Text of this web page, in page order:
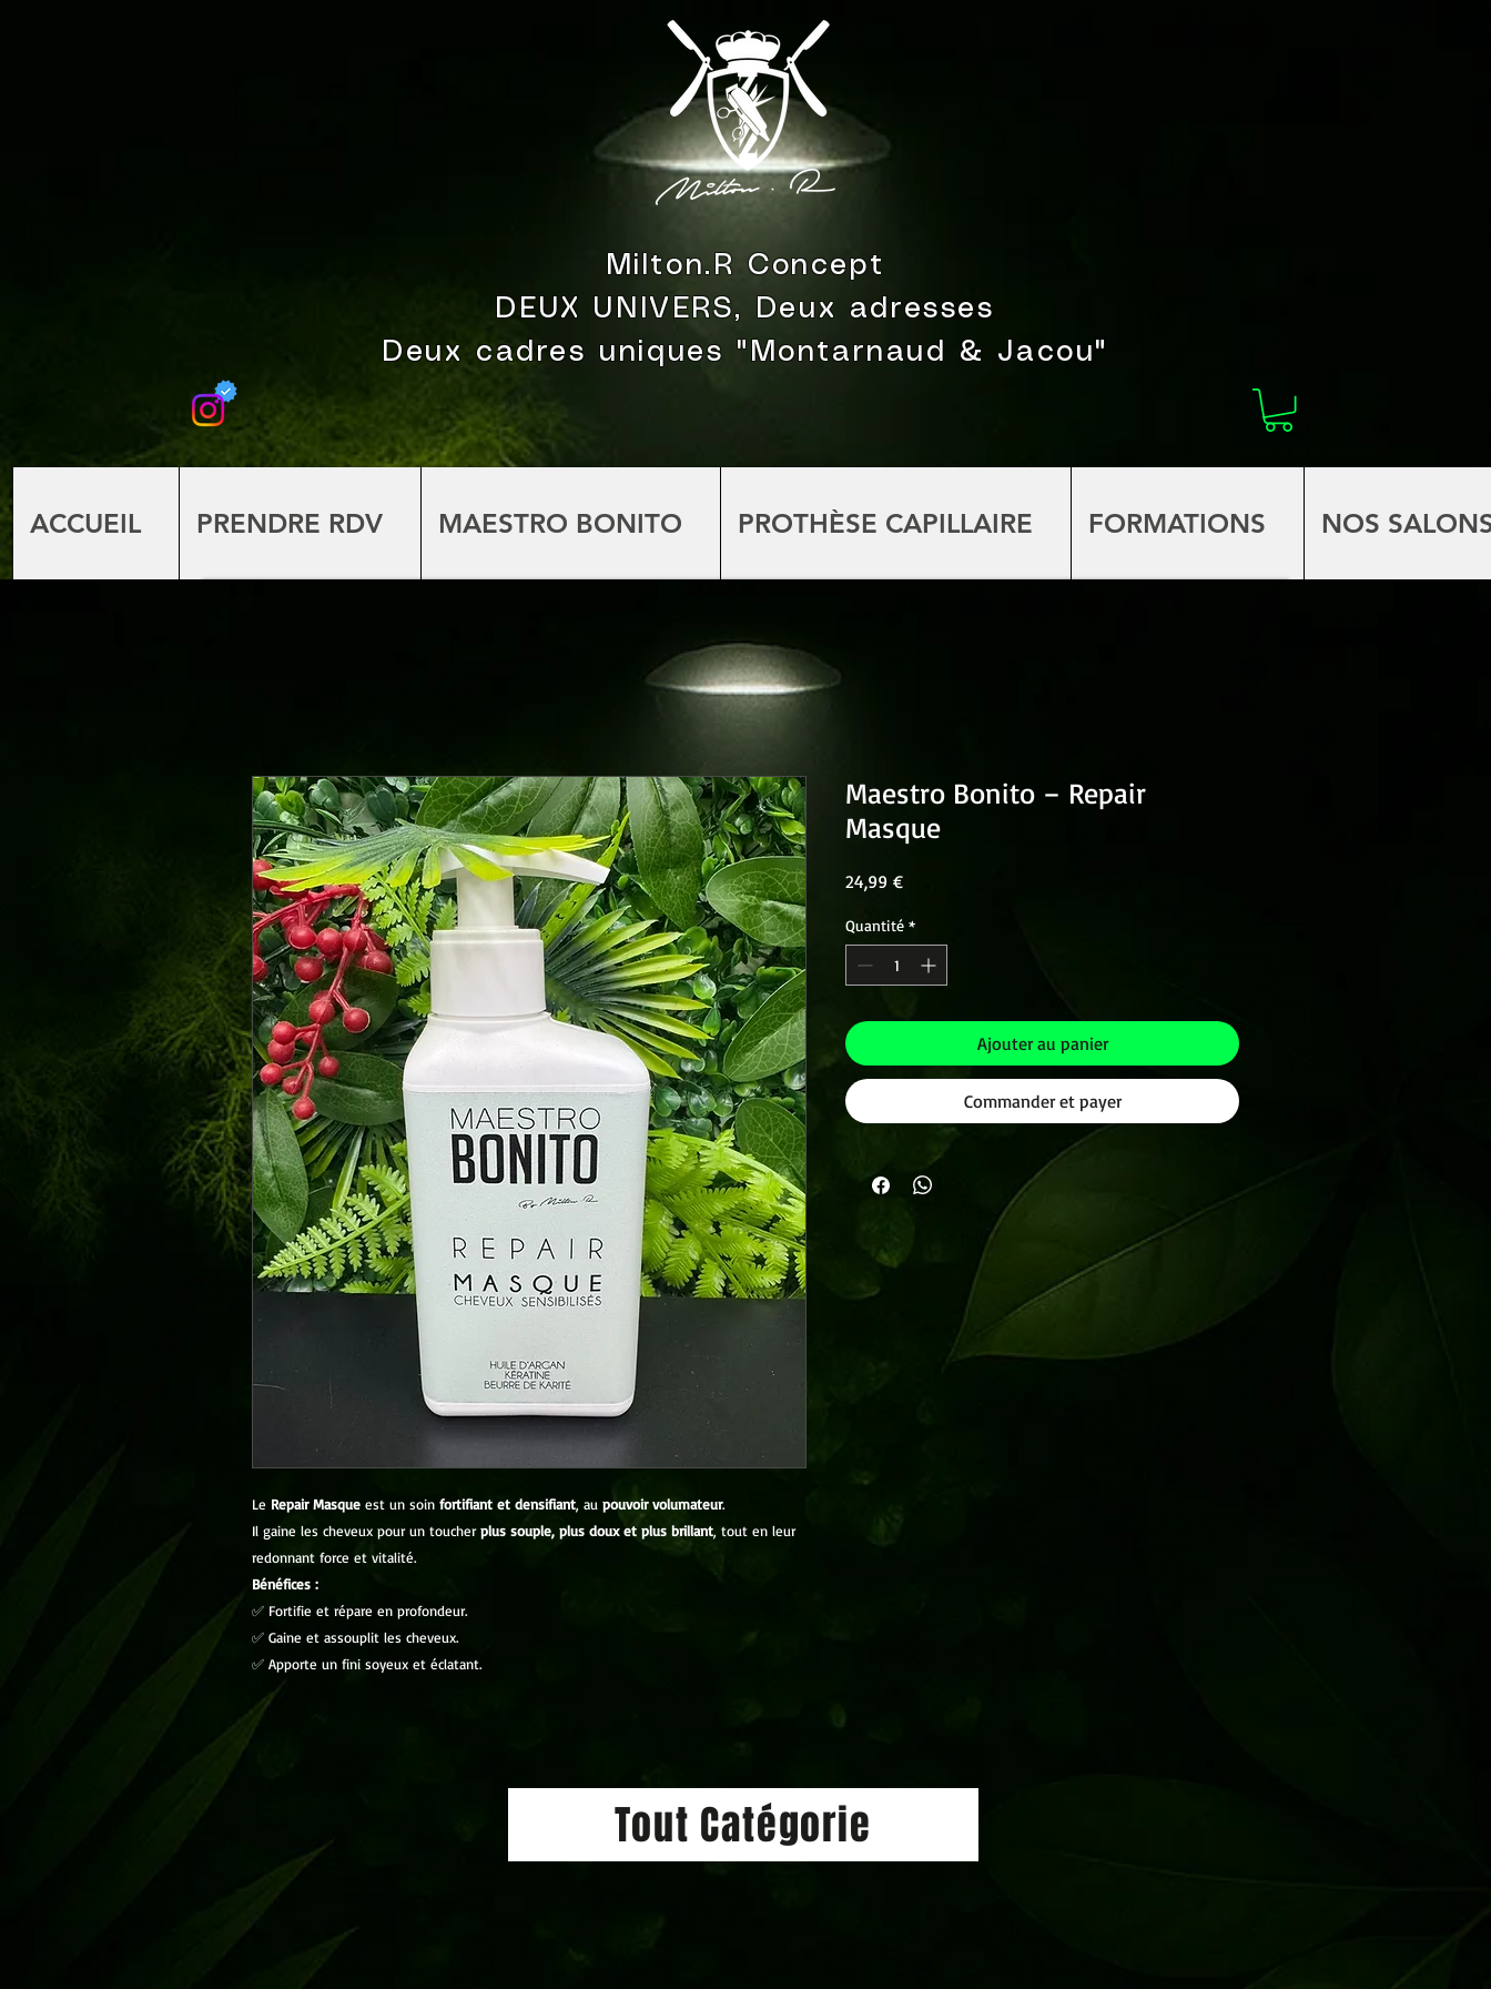
Milton.R Concept
DEUX UNIVERS, Deux adresses
Deux cadres uniques "Montarnaud & Jacou"
ACCUEIL PRENDRE RDV MAESTRO BONITO PROTHÈSE CAPILLAIRE FORMATIONS NOS
Le Repair Masque est un soin fortifiant et densifiant, au pouvoir volumateur.
Il gaine les cheveux pour un toucherplus souple, plus doux et plus brillant, tout en leur
redonnant force et vitalité.
Bénéfices :
✅ Fortifie et répare en profondeur.
✅ Gaine et assouplit les cheveux.
✅ Apporte un fini soyeux et éclatant.
Maestro Bonito – Repair
Masque
24,99 €Prix
Quantité *
Ajouter au panier
Commander et payer
Tout Catégorie